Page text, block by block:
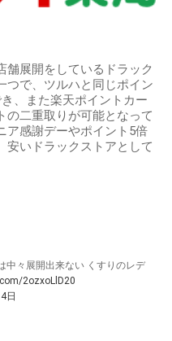
舗展開をしているドラック
つで、ツルハと同じポイン
、また楽天ポイントカー
の二重取りが可能となって
ア感謝デーやポイント5倍
安いドラックストアとして
中々展開出来ない くすりのレデ
2ozxoLlD20
日